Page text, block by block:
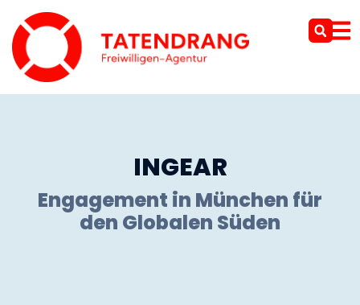
INGEAR
Engagement in München für
den Globalen Süden